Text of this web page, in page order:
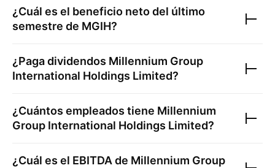
¿Cuál es el beneficio neto del último
semestre de MGIH?
¿Paga dividendos Millennium Group
International Holdings Limited?
¿Cuántos empleados tiene Millennium
Group International Holdings Limited?
¿Cuál es el EBITDA de Millennium Group